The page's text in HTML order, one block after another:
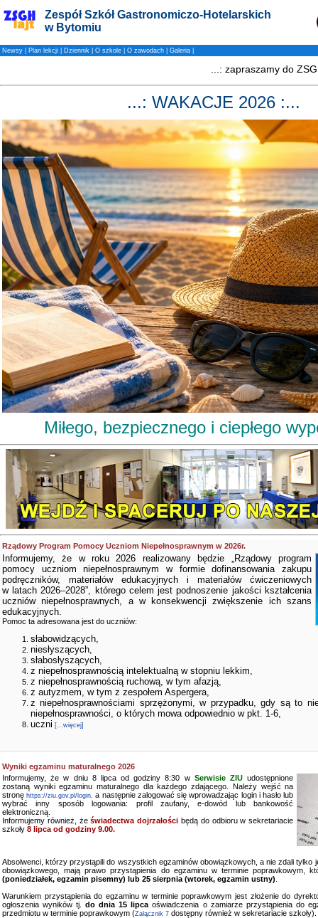
Zespół Szkół Gastronomiczo-Hotelarskich
w Bytomiu
Newsy Plan lekcji Dziennik O szkole O zawodach Galeria
...: WAKACJE 2026 :...
Miłego, bezpiecznego i ciepłego
Rządowy Program Pomocy Uczniom Niepełnosprawnym w 2026r.
Informujemy, że w roku 2026 realizowany będzie „Rządowy program
pomocy uczniom niepełnosprawnym w formie dofinansowania zakupu
podręczników, materiałów edukacyjnych i materiałów ćwiczeniowych
w latach 2026–2028”, którego celem jest podnoszenie jakości kształcenia
uczniów niepełnosprawnych, a w konsekwencji zwiększenie ich szans
edukacyjnych.
Pomoc ta adresowana jest do uczniów:
słabowidzących,
niesłyszących,
słabosłyszących,
z niepełnosprawnością intelektualną w stopniu lekkim,
z niepełnosprawnością ruchową, w tym afazją,
z autyzmem, w tym z zespołem Aspergera,
z niepełnosprawnościami sprzężonymi, w przypadku, gdy są to
niepełnosprawności, o których mowa odpowiednio w pkt. 1-6,
uczni [...więcej]
Wyniki egzaminu maturalnego 2026
Informujemy, że w dniu 8 lipca od godziny 8:30 w Serwisie ZIU udostępnione
zostaną wyniki egzaminu maturalnego dla każdego zdającego. Należy wejść na
stronęhttps://ziu.gov.pl/login, a następnie zalogować się wprowadzając login i hasło lub
wybrać inny sposób logowania: profil zaufany, e-dowód lub bankowość
elektroniczną.
Informujemy również, żeświadectwa dojrzałości będą do odbioru w sekretariacie
szkoły 8 lipca od godziny 9.00.
Absolwenci, którzy przystąpili do wszystkich egzaminów obowiązkowych, a nie zdali tylko
obowiązkowego, mają prawo przystąpienia do egzaminu w terminie poprawkowym,
(poniedziałek, egzamin pisemny) lub 25 sierpnia (wtorek, egzamin ustny)
Warunkiem przystąpienia do egzaminu w terminie poprawkowym jest złożenie do
ogłoszenia wyników tj.do dnia 15 lipca oświadczenia o zamiarze przystąpienia do
przedmiotu w terminie poprawkowym (Załącznik 7 dostępny również w sekretariacie szkoły).